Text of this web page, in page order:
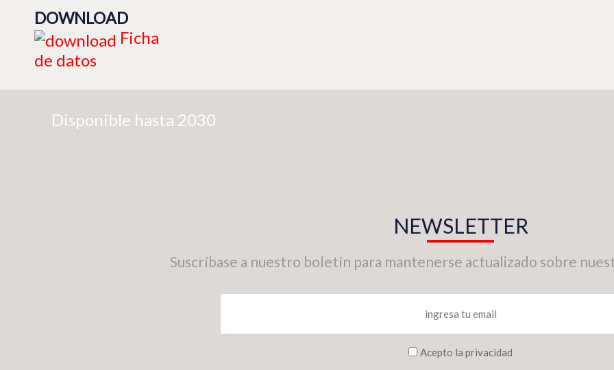
DOWNLOAD
Ficha
de datos
Disponible hasta 2030
NEWSLETTER
Suscríbase a nuestro boletín para mantenerse actualizado sobre
Acepto la privacidad